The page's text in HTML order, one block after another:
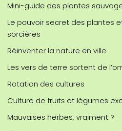
Mini-guide des plantes
Le pouvoir secret des plantes
sorcières
Réinventer la nature en ville
Les vers de terre sortent de
Rotation des cultures
Culture de fruits et légumes
Mauvaises herbes, vraiment ?